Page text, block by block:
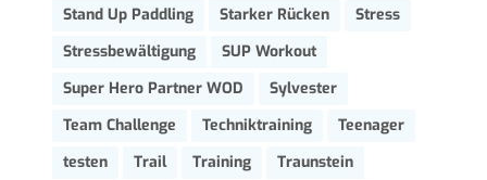
Stand Up Paddling
Starker Rücken
Stress
Stressbewältigung
SUP Workout
Super Hero Partner WOD
Sylvester
Team Challenge
Techniktraining
Teenager
testen
Trail Training
Traunstein